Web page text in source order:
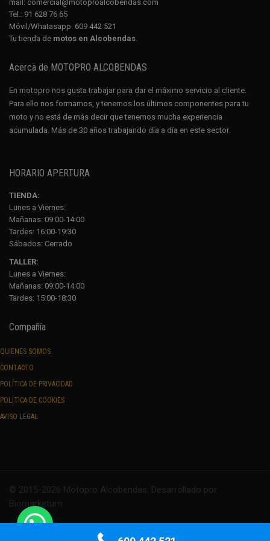
mail: comercial@motoproalcobendas.com
Tel.: 91 628 76 65
Móvil/Whatasapp: 609 442 521
Tu tienda de motos en Alcobendas
Acerca de MOTOPRO ALCOBENDAS
En motopro nos gusta trabajar para dar el máximo servicio al cliente.
Para ello nos formamos, y tenemos los últimos componentes para tu
moto y no está de más decir que tenemos mucha experiencia
acumulada. Más de 30 años trabajando día a día en este sector.
HORARIO APERTURA
TIENDA:
Lunes a Viernes:
Mañanas: 09:00-14:00
Tardes: 16:00-19:30
Sábados: Cerrado
TALLER:
Lunes a Viernes:
Mañanas: 09:00-14:00
Tardes: 15:00-18:30
Compañía
QUIENES SOMOS
CONTACTO
POLÍTICA DE PRIVACIDAD
POLÍTICA DE COOKIES
AVISO LEGAL
© 2015-2026 Motopro Alcobendas. Desarrollado por
Biomarketum